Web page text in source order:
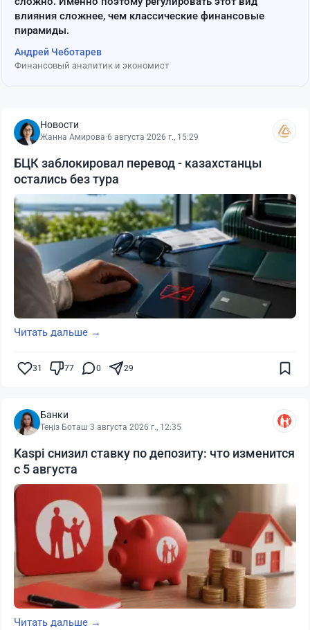
влияния сложнее, чем классические финансовые
пирамиды.
Андрей Чеботарев
Финансовый аналитик и экономист
Новости
Жанна Амирова·6 августа 2026 г., 15:29
БЦК заблокировал перевод - казахстанцы
остались без тура
Читать дальше →
31 77 0 29
Банки
Теңіз Боташ·3 августа 2026 г., 12:35
Kaspi снизил ставку по депозиту: что изменится
с 5 августа
Читать дальше →